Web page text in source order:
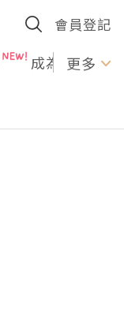
會員登記
成為U更多